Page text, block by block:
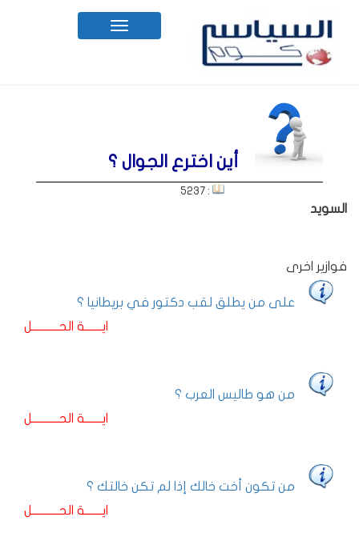
Toggle
navigation
أين اخترع الجوال ؟
: 5237
السويد
فوازير اخرى
على من يطلق لقب دكتور في بريطانيا ؟
ايـــــــة الحـــــــــــل
من هو طاليس العرب ؟
ايـــــــة الحـــــــــــل
من تكون أخت خالك إذا لم تكن خالتك ؟
ايـــــــة الحـــــــــــل